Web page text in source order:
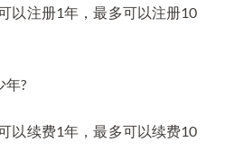
以注册1年，最多可以注册10
年?
以续费1年，最多可以续费10